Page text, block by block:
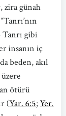
zira günah
Tanrı gibi
insanın iç
beden, akıl
ötürü
(Yar. 6:5;Yer.